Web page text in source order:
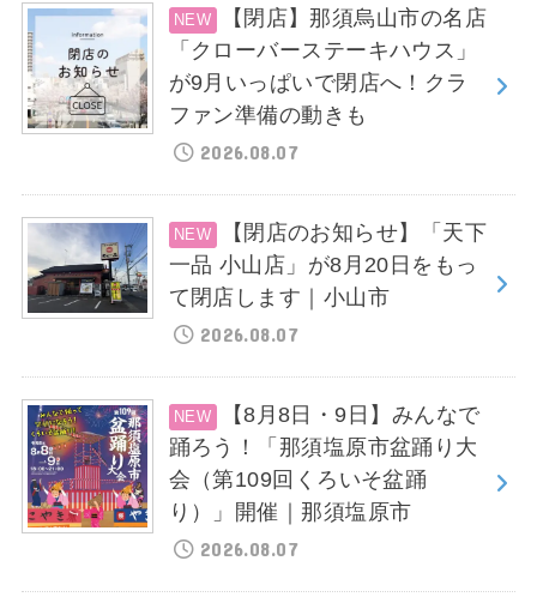
【閉店】那須烏山市の名店
「クローバーステーキハウス」
が9月いっぱいで閉店へ！クラ
ファン準備の動きも
2026.08.07
【閉店のお知らせ】「天下
一品 小山店」が8月20日をもっ
て閉店します｜小山市
2026.08.07
【8月8日・9日】みんなで
踊ろう！「那須塩原市盆踊り大
会（第109回くろいそ盆踊
り）」開催｜那須塩原市
2026.08.07